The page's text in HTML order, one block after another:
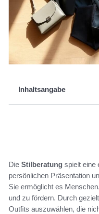
Inhaltsangabe
Die Stilberatung spielt eine
persönlichen Präsentation
Sie ermöglicht es
und zu fördern. Durch
Outfits auszuwählen, die